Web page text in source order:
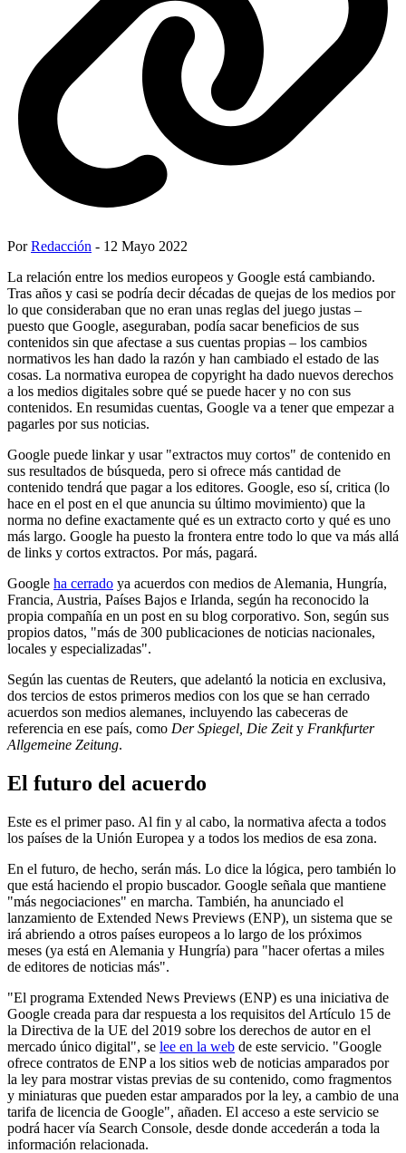
PorRedacción - 12 Mayo 2022
La relación entre los medios europeos y Google está cambiando.
Tras años y casi se podría decir décadas de quejas de los medios por
lo que consideraban que no eran unas reglas del juego justas –
puesto que Google, aseguraban, podía sacar beneficios de sus
contenidos sin que afectase a sus cuentas propias – los cambios
normativos les han dado la razón y han cambiado el estado de las
cosas. La normativa europea de copyright ha dado nuevos derechos
a los medios digitales sobre qué se puede hacer y no con sus
contenidos. En resumidas cuentas, Google va a tener que empezar a
pagarles por sus noticias.
Google puede linkar y usar "extractos muy cortos" de contenido en
sus resultados de búsqueda, pero si ofrece más cantidad de
contenido tendrá que pagar a los editores. Google, eso sí, critica (lo
hace en el post en el que anuncia su último movimiento) que la
norma no define exactamente qué es un extracto corto y qué es uno
más largo. Google ha puesto la frontera entre todo lo que va más allá
de links y cortos extractos. Por más, pagará.
Google ha cerrado ya acuerdos con medios de Alemania, Hungría,
Francia, Austria, Países Bajos e Irlanda, según ha reconocido la
propia compañía en un post en su blog corporativo. Son, según sus
propios datos, "más de 300 publicaciones de noticias nacionales,
locales y especializadas".
Según las cuentas de Reuters, que adelantó la noticia en exclusiva,
dos tercios de estos primeros medios con los que se han cerrado
acuerdos son medios alemanes, incluyendo las cabeceras de
referencia en ese país, como Der Spiegel, Die Zeity Frankfurter
Allgemeine Zeitung.
El futuro del acuerdo
Este es el primer paso. Al fin y al cabo, la normativa afecta a todos
los países de la Unión Europea y a todos los medios de esa zona.
En el futuro, de hecho, serán más. Lo dice la lógica, pero también lo
que está haciendo el propio buscador. Google señala que mantiene
"más negociaciones" en marcha. También, ha anunciado el
lanzamiento de Extended News Previews (ENP), un sistema que se
irá abriendo a otros países europeos a lo largo de los próximos
meses (ya está en Alemania y Hungría) para "hacer ofertas a miles
de editores de noticias más".
"El programa Extended News Previews (ENP) es una iniciativa de
Google creada para dar respuesta a los requisitos del Artículo 15 de
la Directiva de la UE del 2019 sobre los derechos de autor en el
mercado único digital", se lee en la web de este servicio. "Google
ofrece contratos de ENP a los sitios web de noticias amparados por
la ley para mostrar vistas previas de su contenido, como fragmentos
y miniaturas que pueden estar amparados por la ley, a cambio de una
tarifa de licencia de Google", añaden. El acceso a este servicio se
podrá hacer vía Search Console, desde donde accederán a toda la
información relacionada.